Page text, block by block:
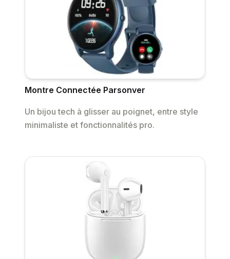
Montre Connectée Parsonver
Un bijou tech à glisser au poignet, entre style
minimaliste et fonctionnalités pro.